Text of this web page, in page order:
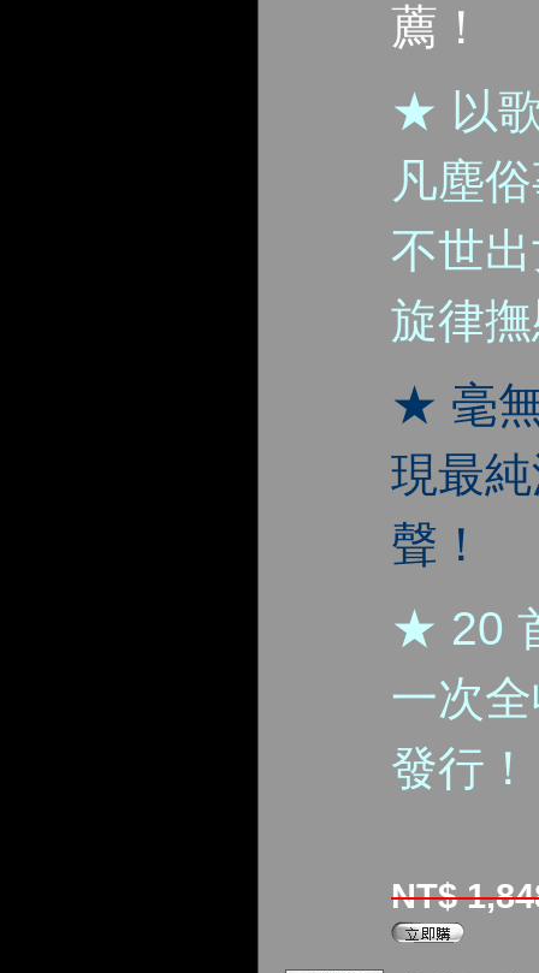
薦！
★ 以
凡塵
不世
旋律
★ 毫
現最
聲！
★ 20
一次
發行！
NT$